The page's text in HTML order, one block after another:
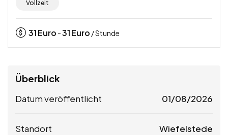
Vollzeit
31Euro -31Euro / Stunde
Überblick
Datum veröffentlicht 01/08/2026
Standort Wiefelstede